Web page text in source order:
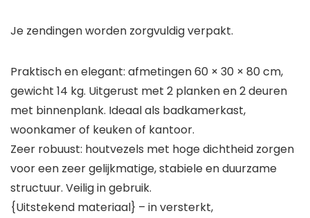
Je zendingen worden zorgvuldig verpakt.
Praktisch en elegant: afmetingen 60 × 30 × 80 cm,
gewicht 14 kg. Uitgerust met 2 planken en 2 deuren
met binnenplank. Ideaal als badkamerkast,
woonkamer of keuken of kantoor.
Zeer robuust: houtvezels met hoge dichtheid zorgen
voor een zeer gelijkmatige, stabiele en duurzame
structuur. Veilig in gebruik.
{Uitstekend materiaal} – in versterkt,